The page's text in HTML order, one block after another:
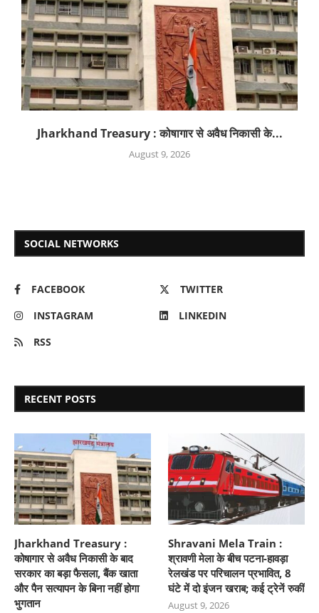
Jharkhand Treasury : कोषागार से अवैध निकासी के...
August 9, 2026
SOCIAL NETWORKS
FACEBOOK
TWITTER
INSTAGRAM
LINKEDIN
RSS
RECENT POSTS
Jharkhand Treasury :
कोषागार से अवैध निकासी के बाद
सरकार का बड़ा फैसला, बैंक खाता
और पैन सत्यापन के बिना नहीं होगा
भुगतान
Shravani Mela Train :
श्रावणी मेला के बीच पटना-हावड़ा
रेलखंड पर परिचालन प्रभावित, 8
घंटे में दो इंजन खराब; कई ट्रेनें रुकीं
August 9, 2026